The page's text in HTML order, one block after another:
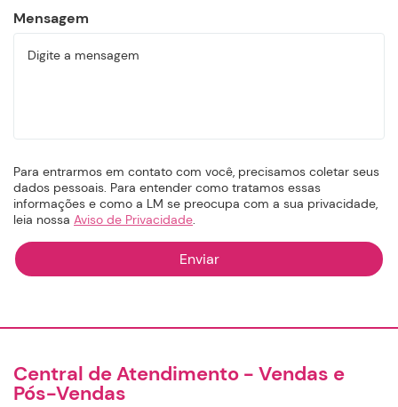
Mensagem
Para entrarmos em contato com você, precisamos coletar seus
dados pessoais. Para entender como tratamos essas
informações e como a LM se preocupa com a sua privacidade,
leia nossa Aviso de Privacidade.
Central de Atendimento - Vendas e
Pós-Vendas